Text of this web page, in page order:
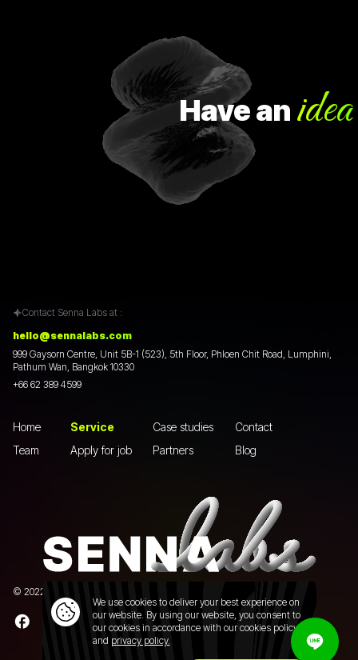
We use cookies to deliver your best experience on
our website. By using our website, you consent to
our cookies in accordance with our cookies policy
and privacy policy.
Havean idea?
Contact Senna Labs at :
hello@sennalabs.com
999 Gaysorn Centre, Unit 5B-1 (523), 5th Floor, Phloen Chit Road, Lumphini,
Pathum Wan, Bangkok 10330
+66 62 389 4599
Home Service Case studies
Contact
Team
Apply for job Partners Blog
© 2022 Senna Labs Co., Ltd.All rights reserved. |